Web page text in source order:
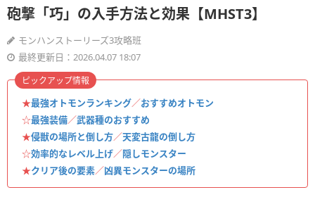
砲撃「巧」の入手方法と効果【MHST3】
モンハンストーリーズ3攻略班
最終更新日：2026.04.07 18:07
★最強オトモンランキング／おすすめオトモン
☆最強装備／武器種のおすすめ
★侵獣の場所と倒し方／天変古龍の倒し方
☆効率的なレベル上げ／隠しモンスター
★クリア後の要素／凶異モンスターの場所
ピックアップ情報